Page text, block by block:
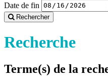
Date de fin
Rechercher
Recherche
Terme(s) de la